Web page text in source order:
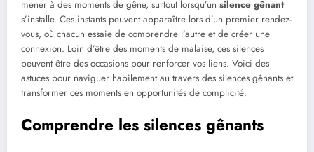
mener à des moments de gêne, surtout lorsqu’un silence gênant
s’installe. Ces instants peuvent apparaître lors d’un premier rendez-
vous, où chacun essaie de comprendre l’autre et de créer une
connexion. Loin d’être des moments de malaise, ces silences
peuvent être des occasions pour renforcer vos liens. Voici des
astuces pour naviguer habilement au travers des silences gênants et
transformer ces moments en opportunités de complicité.
Comprendre les silences gênants